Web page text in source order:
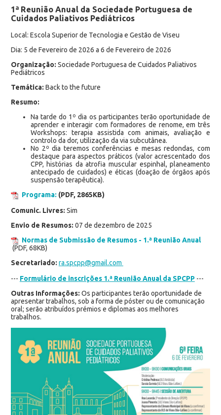
1ª Reunião Anual da Sociedade Portuguesa de
Cuidados Paliativos Pediátricos
Local: Escola Superior de Tecnologia e Gestão de Viseu
Dia: 5 de Fevereiro de 2026 a 6 de Fevereiro de 2026
Organização: Sociedade Portuguesa de Cuidados Paliativos
Pediátricos
Temática: Back to the future
Resumo:
Na tarde do 1º dia os participantes terão oportunidade de
aprender e interagir com formadores de renome, em três
Workshops: terapia assistida com animais, avaliação e
controlo da dor, utilização da via subcutânea.
No 2º dia teremos conferências e mesas redondas, com
destaque para aspectos práticos (valor acrescentado dos
CPP, histórias da atrofia muscular espinhal, planeamento
antecipado de cuidados) e éticas (doação de órgãos após
suspensão terapêutica).
Programa: (PDF, 2865KB)
Comunic. Livres: Sim
Envio de Resumos: 07 de dezembro de 2025
Normas de Submissão de Resumos - 1.ª Reunião Anual
(PDF, 68KB)
Secretariado: ra.spcpp@gmail.com
--- Formulário de inscrições 1.ª Reunião Anual da SPCPP---
Outras Informações: Os participantes terão oportunidade de
apresentar trabalhos, sob a forma de póster ou de comunicação
oral; serão atribuídos prémios e diplomas aos melhores
trabalhos.